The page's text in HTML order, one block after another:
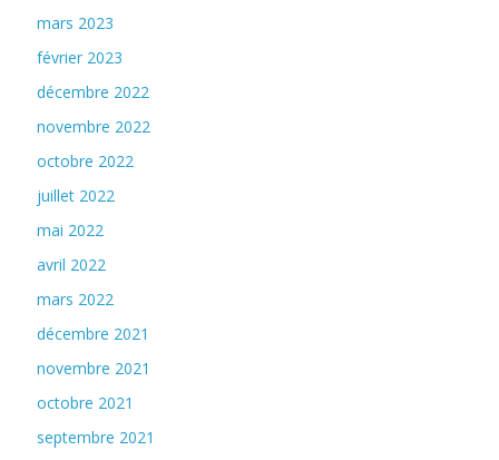
mars 2023
février 2023
décembre 2022
novembre 2022
octobre 2022
juillet 2022
mai 2022
avril 2022
mars 2022
décembre 2021
novembre 2021
octobre 2021
septembre 2021